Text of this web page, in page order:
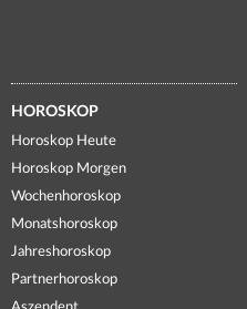
HOROSKOP
Horoskop Heute
Horoskop Morgen
Wochenhoroskop
Monatshoroskop
Jahreshoroskop
Partnerhoroskop